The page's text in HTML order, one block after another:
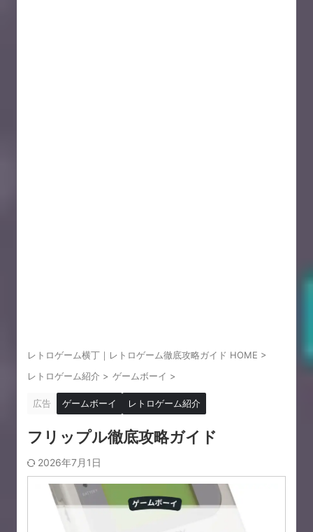
レトロゲーム横丁｜レトロゲーム徹底攻略ガイド HOME >
レトロゲーム紹介 > ゲームボーイ >
広告 ゲームボーイ レトロゲーム紹介
フリップル徹底攻略ガイド
2026年7月1日